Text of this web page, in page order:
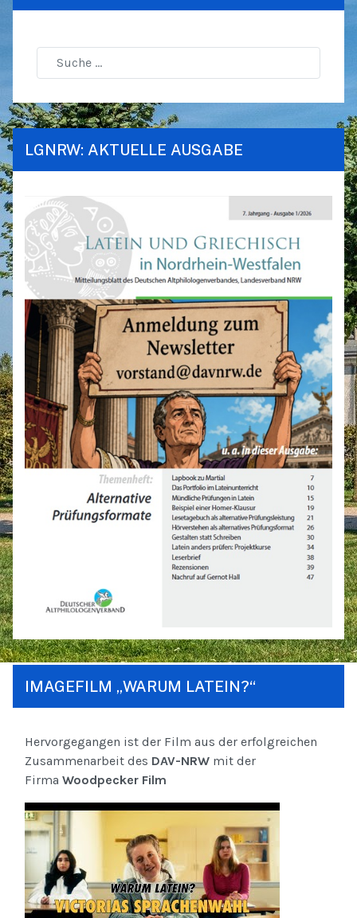
LGNRW: AKTUELLE AUSGABE
IMAGEFILM „WARUM LATEIN?“
Hervorgegangen ist der Film aus der erfolgreichen
Zusammenarbeit des DAV-NRW mit der
Firma Woodpecker Film